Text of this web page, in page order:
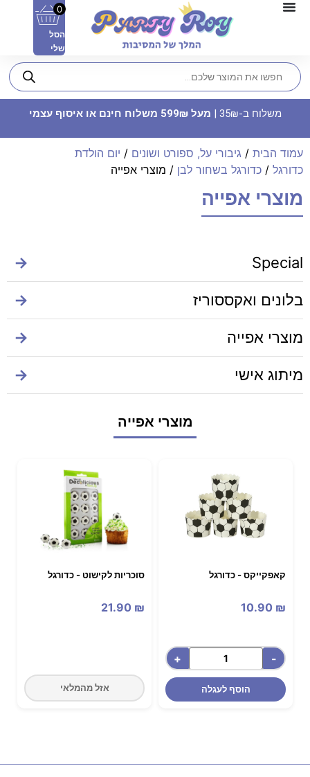
0
הסל
שלי
משלוח ב-35₪ | מעל 599₪ משלוח חינם או איסוף עצמי
עמוד הבית / גיבורי על, ספורט ושונים / יום הולדת
כדורגל / כדורגל בשחור לבן / מוצרי אפייה
מוצרי אפייה
Special
→
בלונים ואקססוריז →
מוצרי אפייה →
מיתוג אישי →
מוצרי אפייה
קאפקייקס - כדורגל
10.90 ₪
-
+
הוסף לעגלה
סוכריות לקישוט - כדורגל
21.90 ₪
אזל מהמלאי